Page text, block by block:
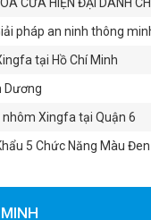
pháp an ninh thông
tại Hồ Chí Minh
Dương
Xingfa tại Quận 6
5 Chức Năng Màu